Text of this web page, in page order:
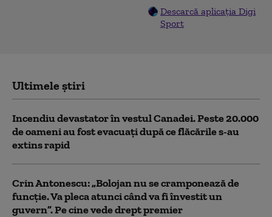
Descarcă aplicația Digi
Sport
Ultimele știri
Incendiu devastator în vestul Canadei. Peste 20.000
de oameni au fost evacuați după ce flăcările s-au
extins rapid
Crin Antonescu: „Bolojan nu se cramponează de
funcție. Va pleca atunci când va fi învestit un
guvern”. Pe cine vede drept premier